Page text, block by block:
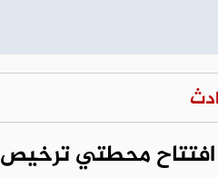
افتتاح محطتي